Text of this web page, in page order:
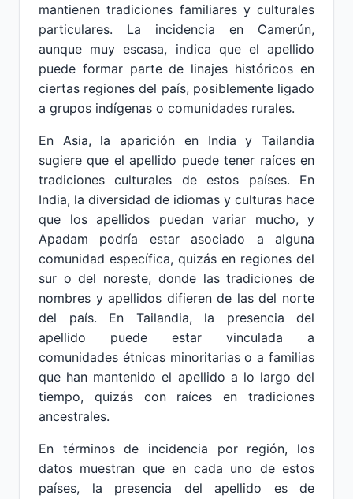
mantienen tradiciones familiares y culturales
particulares. La incidencia en Camerún,
aunque muy escasa, indica que el apellido
puede formar parte de linajes históricos en
ciertas regiones del país, posiblemente ligado
a grupos indígenas o comunidades rurales.
En Asia, la aparición en India y Tailandia
sugiere que el apellido puede tener raíces en
tradiciones culturales de estos países. En
India, la diversidad de idiomas y culturas hace
que los apellidos puedan variar mucho, y
Apadam podría estar asociado a alguna
comunidad específica, quizás en regiones del
sur o del noreste, donde las tradiciones de
nombres y apellidos difieren de las del norte
del país. En Tailandia, la presencia del
apellido puede estar vinculada a
comunidades étnicas minoritarias o a familias
que han mantenido el apellido a lo largo del
tiempo, quizás con raíces en tradiciones
ancestrales.
En términos de incidencia por región, los
datos muestran que en cada uno de estos
países, la presencia del apellido es de